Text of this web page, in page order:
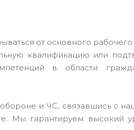
от основного
квалификацию или
в области
и ЧС, связавшись с
Мы гарантируем высокий